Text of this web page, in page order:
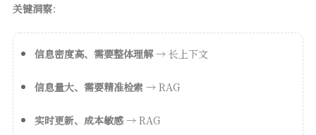
关键洞察：
信息密度高、需要整体理解→ 长上下文
信息量大、需要精准检索→ RAG
实时更新、成本敏感→ RAG